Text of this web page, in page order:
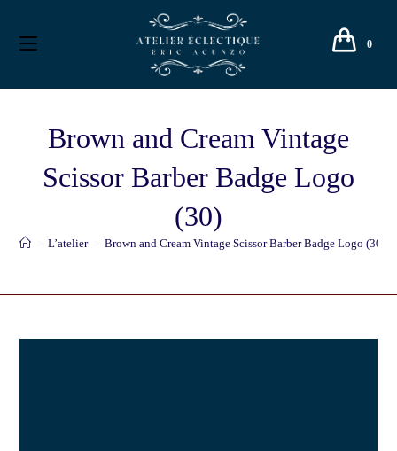
0
Brown and Cream Vintage
Scissor Barber Badge Logo
(30)
L’atelier Brown and Cream Vintage Scissor Barber Badge Logo (30)